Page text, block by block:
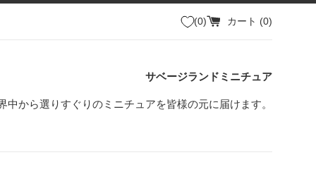
0 カート (0)
サベージランドミニチュア
中から選りすぐりのミニチュアを皆様の元に届けます。